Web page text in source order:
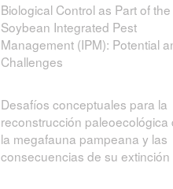
Biological Control as Part of the
Soybean Integrated Pest
Management (IPM): Potential
Challenges
Desafíos conceptuales para la
reconstrucción paleoecológica
la megafauna pampeana y las
consecuencias de su extinción